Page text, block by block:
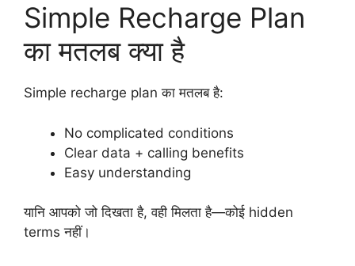
Simple Recharge Plan
का मतलब क्या है
Simple recharge plan का मतलब है:
No complicated conditions
Clear data + calling benefits
Easy understanding
यानि आपको जो दिखता है, वही मिलता है—कोई hidden
terms नहीं।